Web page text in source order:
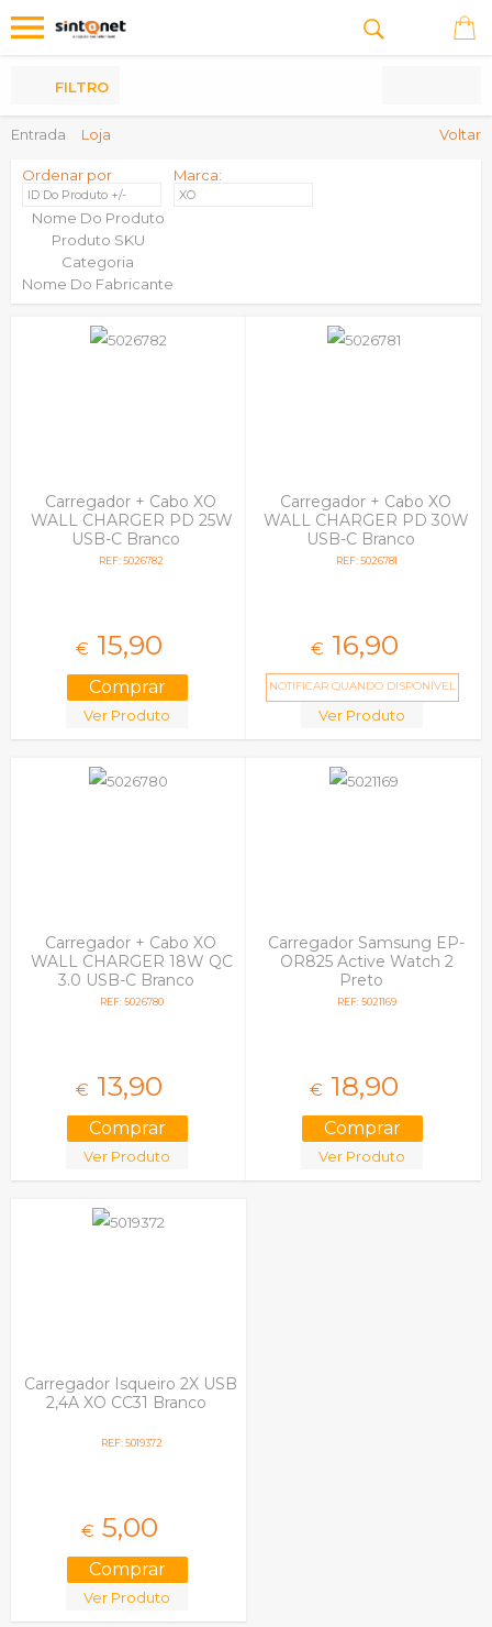
Produtos
Entrada Loja Voltar
FILTRO
Ordenar por
ID Do Produto +/-
Nome Do Produto
Produto SKU
Categoria
Nome Do Fabricante
Marca:
XO
Carregador + Cabo XO
WALL CHARGER PD 25W
USB-C Branco
REF: 5026782
€ 15,90
Ver Produto
Carregador + Cabo XO
WALL CHARGER PD 30W
USB-C Branco
REF: 5026781
€ 16,90
NOTIFICAR QUANDO DISPONÍVEL
Ver Produto
Carregador + Cabo XO
WALL CHARGER 18W QC
3.0 USB-C Branco
REF: 5026780
€ 13,90
Ver Produto
Carregador Samsung EP-
OR825 Active Watch 2
Preto
REF: 5021169
€ 18,90
Ver Produto
Carregador Isqueiro 2X USB
2,4A XO CC31 Branco
REF: 5019372
€ 5,00
Ver Produto